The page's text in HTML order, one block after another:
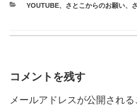
カ
リ
YOUTUBE、 さとこからのお願い、
コメントを残す
メールアドレスが公開される